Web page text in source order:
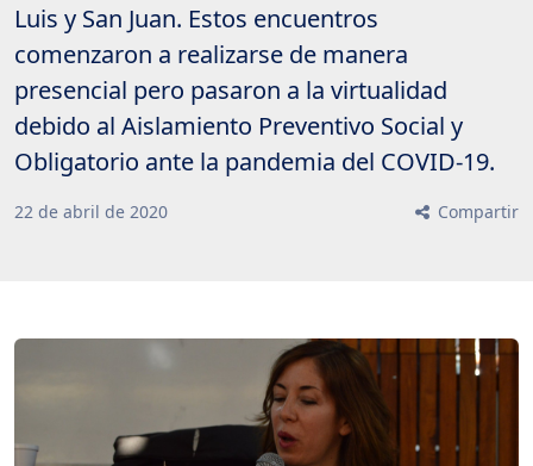
Luis y San Juan. Estos encuentros
comenzaron a realizarse de manera
presencial pero pasaron a la virtualidad
debido al Aislamiento Preventivo Social y
Obligatorio ante la pandemia del COVID-19.
22 de abril de 2020 Compartir